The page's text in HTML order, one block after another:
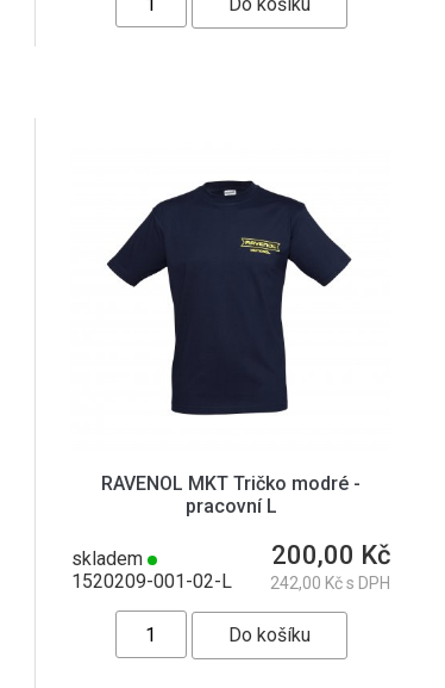
RAVENOL MKT Tričko modré -
pracovní L
skladem
1520209-001-02-L
200,00 Kč
242,00 Kč s DPH